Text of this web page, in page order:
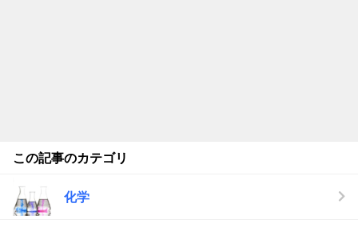
この記事のカテゴリ
化学